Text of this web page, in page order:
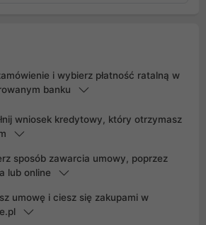
i wybierz płatność ratalną w
banku
wniosek kredytowy, który otrzymasz
sposób zawarcia umowy, poprzez
lub online
umowę i ciesz się zakupami w